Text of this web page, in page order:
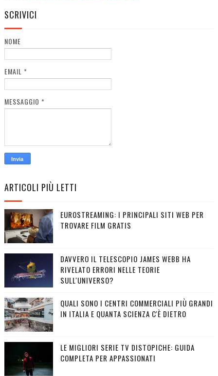
SCRIVICI
NOME
EMAIL *
MESSAGGIO *
ARTICOLI PIÙ LETTI
EUROSTREAMING: I PRINCIPALI SITI WEB PER
TROVARE FILM GRATIS
DAVVERO IL TELESCOPIO JAMES WEBB HA
RIVELATO ERRORI NELLE TEORIE
SULL'UNIVERSO?
QUALI SONO I CENTRI COMMERCIALI PIÙ GRANDI
IN ITALIA E QUANTA SCIENZA C'È DIETRO
LE MIGLIORI SERIE TV DISTOPICHE: GUIDA
COMPLETA PER APPASSIONATI